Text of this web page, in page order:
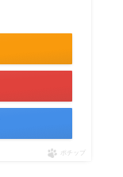
ポチップ